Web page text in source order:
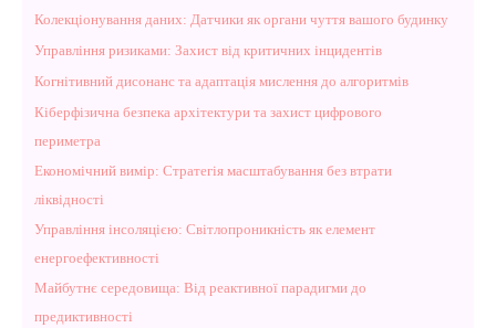
Колекціонування даних: Датчики як органи чуття вашого будинку
Управління ризиками: Захист від критичних інцидентів
Когнітивний дисонанс та адаптація мислення до алгоритмів
Кіберфізична безпека архітектури та захист цифрового
периметра
Економічний вимір: Стратегія масштабування без втрати
ліквідності
Управління інсоляцією: Світлопроникність як елемент
енергоефективності
Майбутнє середовища: Від реактивної парадигми до
предиктивності